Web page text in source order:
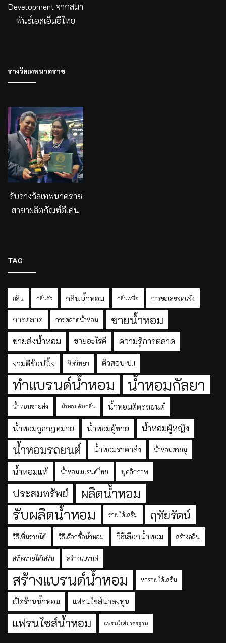
Development จากสมา
พันธ์เอสเอ็มอีไทย
รางวัลเทพนาคราช
รับรางวัลเทพนาคราช
สาขาผลิตภัณฑ์ดีเด่น
TAG
กลิ่น กลิ่นตัว กลิ่นน้ำหอม กลิ่นเหงื่อ การขอเลขจดแจ้ง
การตลาด การตลาดน้ำหอม ขายน้ำหอม
ขายส่งน้ำหอม ขายอะไรดี ความรู้การตลาด
งามดีช้อปปิ้ง จิตวิทยา ติวสอบ ป.1
ทำแบรนด์น้ำหอม น้ำหอมกัลยา
น้ำหอมขายส่ง น้ำหอมดับกลิ่น น้ำหอมติดรถยนต์
น้ำหอมถูกกฎหมาย น้ำหอมผู้ชาย น้ำหอมผู้หญิง
น้ำหอมรถยนต์ น้ำหอมราคาส่ง น้ำหอมสายมู
น้ำหอมแท้ น้ำหอมแบรนด์ไทย บุคลิกภาพ
ประสมทรัพย์ ผลิตน้ำหอม
รับผลิตน้ำหอม รายได้เสริม ฤทัยรัตน์
วิธีเพิ่มรายได้ วิธีเลือกซื้อน้ำหอม วิธีเลือกน้ำหอม สร้างกลิ่น
สร้างรายได้เสริม สร้างแบรนด์
สร้างแบรนด์น้ำหอม หารายได้เสริม
เปิดร้านน้ำหอม แฟรนไชส์น่าลงทุน
แฟรนไชส์น้ำหอม แฟรนไชส์มาตรฐาน